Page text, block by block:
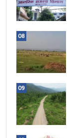
08
09